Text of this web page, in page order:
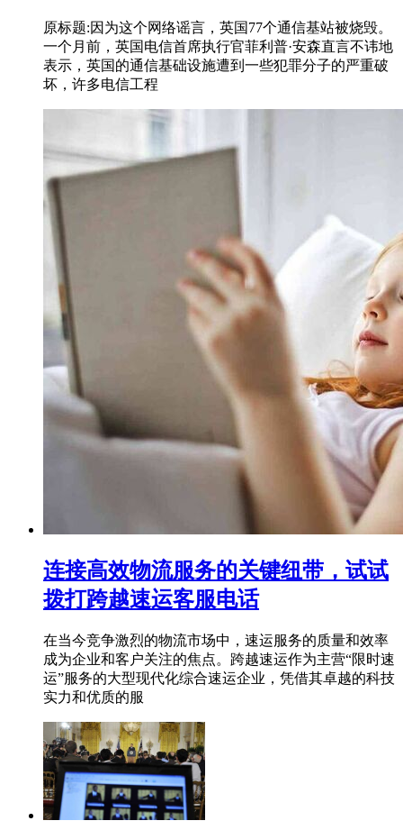
原标题:因为这个网络谣言，英国77个通信基站被烧毁。
一个月前，英国电信首席执行官菲利普·安森直言不讳地
表示，英国的通信基础设施遭到一些犯罪分子的严重破
坏，许多电信工程
连接高效物流服务的关键纽带，试试
拨打跨越速运客服电话
在当今竞争激烈的物流市场中，速运服务的质量和效率
成为企业和客户关注的焦点。跨越速运作为主营“限时速
运”服务的大型现代化综合速运企业，凭借其卓越的科技
实力和优质的服